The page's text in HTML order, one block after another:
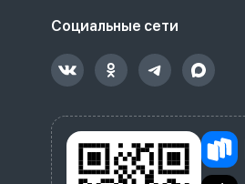
Социальные сети